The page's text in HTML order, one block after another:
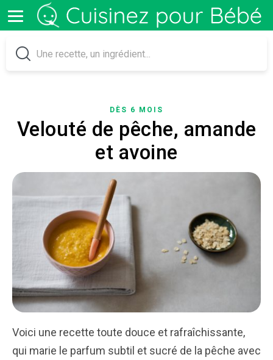
DÈS 6 MOIS
Velouté de pêche, amande
et avoine
Voici une recette toute douce et rafraîchissante,
qui marie le parfum subtil et sucré de la pêche avec